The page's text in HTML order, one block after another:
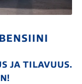
JA TILAVUUS.